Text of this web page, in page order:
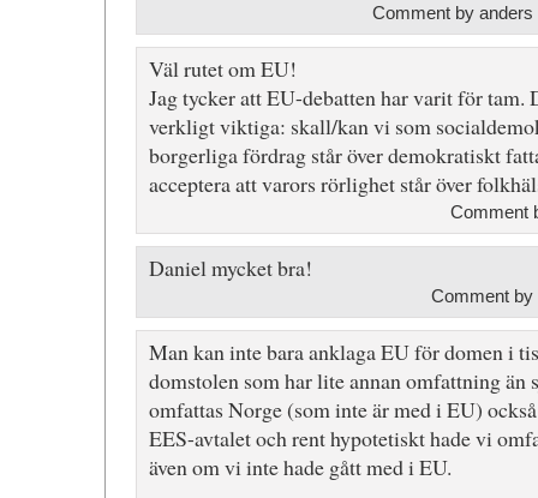
Comment by
Väl rutet om EU!
Jag tycker att EU-debatten har varit för tam.
verkligt viktiga: skall/kan vi som
borgerliga fördrag står över demokratiskt
acceptera att varors rörlighet står över
Comment
Daniel mycket bra!
Comment
Man kan inte bara anklaga EU för domen i
domstolen som har lite annan omfattning än
omfattas Norge (som inte är med i EU)
EES-avtalet och rent hypotetiskt hade vi
även om vi inte hade gått med i EU.